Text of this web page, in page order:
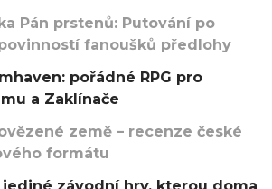
Pán prstenů: Putování po
fanoušků předlohy
pořádné RPG pro
a Zaklínače
země – recenze české
formátu